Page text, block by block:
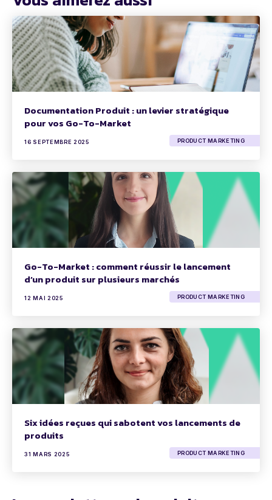
Documentation Produit : un levier stratégique
pour vos Go-To-Market
16 SEPTEMBRE 2025 PRODUCT MARKETING
Go-To-Market : comment réussir le lancement
d’un produit sur plusieurs marchés
12 MAI 2025 PRODUCT MARKETING
Six idées reçues qui sabotent vos lancements de
produits
31 MARS 2025 PRODUCT MARKETING